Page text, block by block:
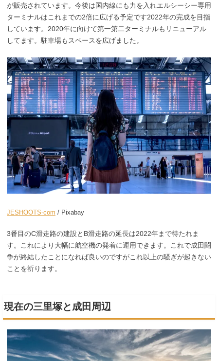
が販売されています。今後は国内線にも力を入れエルシーシー専用
ターミナルはこれまでの2倍に広げる予定です2022年の完成を目指
しています。2020年に向けて第一第二ターミナルもリニューアル
してます。駐車場もスペースを広げました。
JESHOOTS-com / Pixabay
3番目のC滑走路の建設とB滑走路の延長は2022年まで待たれま
す。これにより大幅に航空機の発着に運用できます。これで成田闘
争が終結したことになれば良いのですがこれ以上の騒ぎが起きない
ことを祈ります。
現在の三里塚と成田周辺